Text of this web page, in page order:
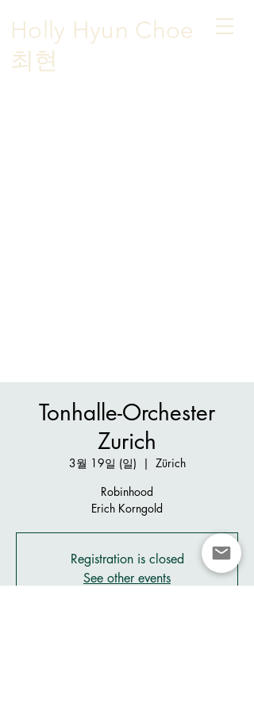
Holly Hyun Choe
​최현
Tonhalle-Orchester
Zurich
3월 19일 (일)
  |
Zürich
Robinhood
Erich Korngold
Registration is closed
See other events